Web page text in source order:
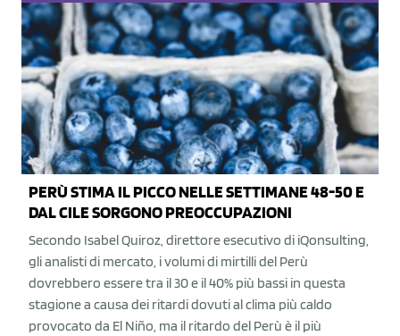
PERÙ STIMA IL PICCO NELLE SETTIMANE 48-50 E
DAL CILE SORGONO PREOCCUPAZIONI
Secondo Isabel Quiroz, direttore esecutivo di iQonsulting,
gli analisti di mercato, i volumi di mirtilli del Perù
dovrebbero essere tra il 30 e il 40% più bassi in questa
stagione a causa dei ritardi dovuti al clima più caldo
provocato da El Niño, ma il ritardo del Perù è il più